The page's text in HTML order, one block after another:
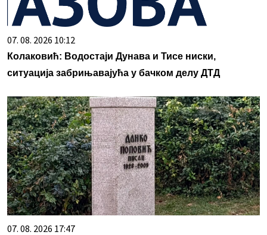
07. 08. 2026 10:12
Колаковић: Водостаји Дунава и Тисе ниски,
ситуација забрињавајућа у бачком делу ДТД
07. 08. 2026 17:47